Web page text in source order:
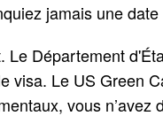
jamais une date
Département
Le US Green
vous